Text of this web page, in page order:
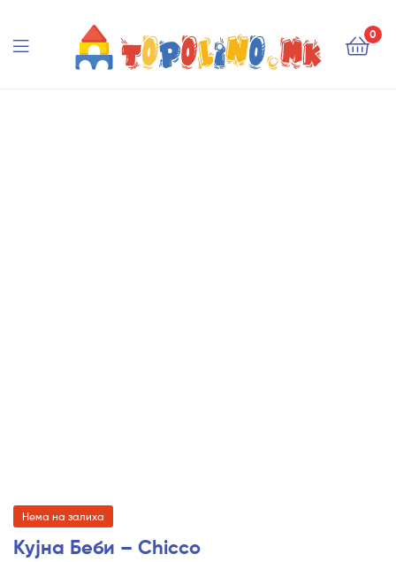
0
Нема на залиха
Кујна Беби – Chicco